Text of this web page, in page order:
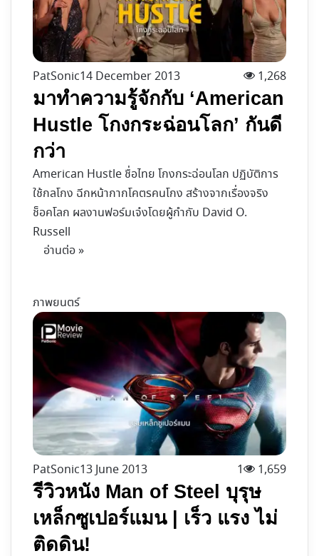
PatSonic14 December 2013 1,268
มาทำความรู้จักกับ ‘American
Hustle โกงกระฉ่อนโลก’ กันดี
กว่า
American Hustle ชื่อไทย โกงกระฉ่อนโลก ปฏิบัติการ
ใช้กลโกง ฉีกหน้ากากโคตรคนโกง สร้างจากเรื่องจริง
ช็อคโลก ผลงานฟอร์มเจ๋งโดยผู้กำกับ David O.
Russell
อ่านต่อ »
ภาพยนตร์
PatSonic13 June 2013 1 1,659
รีวิวหนัง Man of Steel บุรุษ
เหล็กซูเปอร์แมน | เร็ว แรง ไม่
ติดดิน!